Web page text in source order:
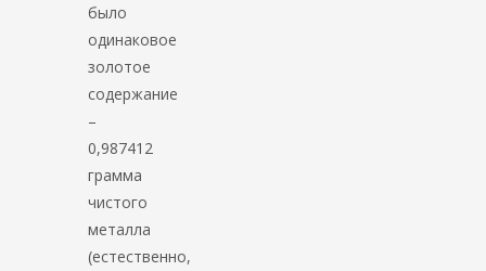
было
одинаковое
золотое
содержание
–
0,987412
грамма
чистого
металла
(естественно,